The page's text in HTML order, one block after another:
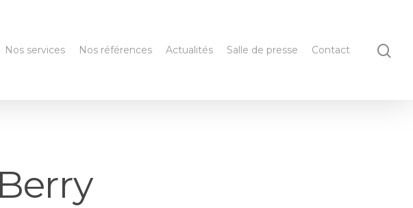
Nos services Nos références Actualités Salle de presse Contact